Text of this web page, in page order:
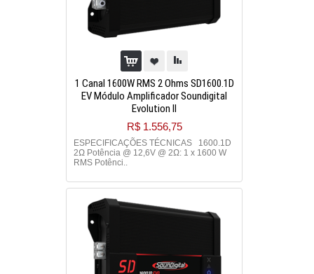
1 Canal 1600W RMS 2 Ohms SD1600.1D
EV Módulo Amplificador Soundigital
Evolution II
R$ 1.556,75
ESPECIFICAÇÕES TÉCNICAS 1600.1D
2Ω Potência @ 12,6V @ 2Ω: 1 x 1600 W
RMS Potênci..